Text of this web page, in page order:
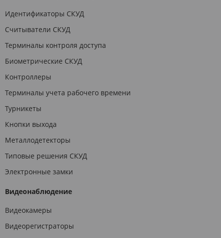
Идентификаторы СКУД
Считыватели СКУД
Терминалы контроля доступа
Биометрические СКУД
Контроллеры
Терминалы учета рабочего времени
Турникеты
Кнопки выхода
Металлодетекторы
Типовые решения СКУД
Электронные замки
Видеонаблюдение
Видеокамеры
Видеорегистраторы